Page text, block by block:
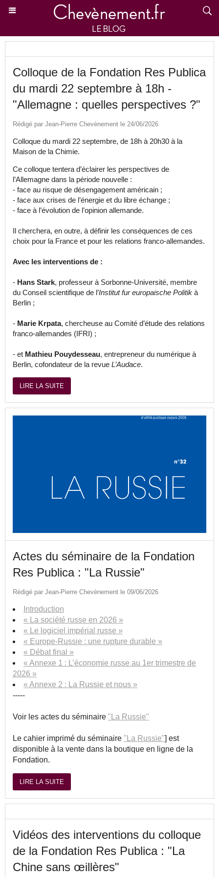
Colloque de la Fondation Res Publica
du mardi 22 septembre à 18h -
"Allemagne : quelles perspectives ?"
Rédigé par Jean-Pierre Chevènement le 24/06/2026
Colloque du mardi 22 septembre, de 18h à 20h30 à la
Maison de la Chimie.
Ce colloque tentera d’éclairer les perspectives de
l’Allemagne dans la période nouvelle :
- face au risque de désengagement américain ;
- face aux crises de l’énergie et du libre échange ;
- face à l’évolution de l’opinion allemande.
Il cherchera, en outre, à définir les conséquences de ces
choix pour la France et pour les relations franco-allemandes.
Avec les interventions de :
- Hans Stark, professeur à Sorbonne-Université, membre
du Conseil scientifique de l’Institut fur europaische Politik à
Berlin ;
- Marie Krpata, chercheuse au Comité d’étude des relations
franco-allemandes (IFRI) ;
- et Mathieu Pouydesseau, entrepreneur du numérique à
Berlin, cofondateur de la revue L’Audace.
LIRE LA SUITE
Actes du séminaire de la Fondation
Res Publica : "La Russie"
Rédigé par Jean-Pierre Chevènement le 09/06/2026
Introduction
« La société russe en 2026 »
« Le logiciel impérial russe »
« Europe-Russie : une rupture durable »
« Débat final »
« Annexe 1 : L’économie russe au 1er trimestre de
2026 »
« Annexe 2 : La Russie et nous »
-----
Voir les actes du séminaire "La Russie"
Le cahier imprimé du séminaire "La Russie"] est
disponible à la vente dans la boutique en ligne de la
Fondation.
LIRE LA SUITE
Vidéos des interventions du colloque
de la Fondation Res Publica : "La
Chine sans œillères"